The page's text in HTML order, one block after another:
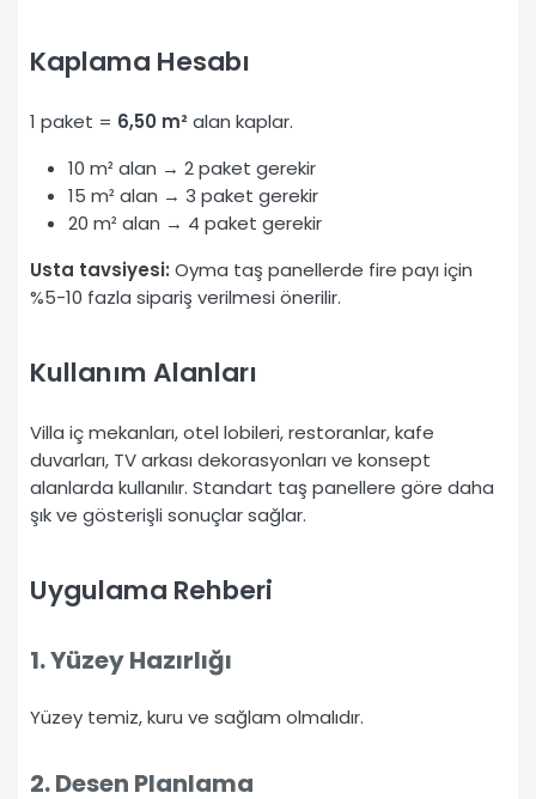
Kaplama Hesabı
1 paket = 6,50 m² alan kaplar.
10 m² alan → 2 paket gerekir
15 m² alan → 3 paket gerekir
20 m² alan → 4 paket gerekir
Usta tavsiyesi: Oyma taş panellerde fire payı için
%5-10 fazla sipariş verilmesi önerilir.
Kullanım Alanları
Villa iç mekanları, otel lobileri, restoranlar, kafe
duvarları, TV arkası dekorasyonları ve konsept
alanlarda kullanılır. Standart taş panellere göre daha
şık ve gösterişli sonuçlar sağlar.
Uygulama Rehberi
1. Yüzey Hazırlığı
Yüzey temiz, kuru ve sağlam olmalıdır.
2. Desen Planlama